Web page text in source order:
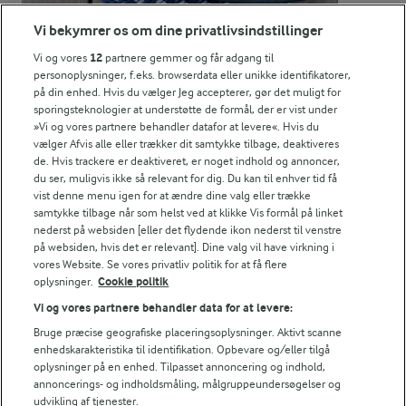
Bønnesalat med edamamebønner
(103)
For at se denne video skal du give tilladelse
til de nødvendige cookies.
GIV TILLADELSE HER
RELATERET VIDEO
Sådan skærer du en mango.
Vi bekymrer os om dine privatlivsindstillinger
Vi og vores 12 partnere gemmer og får adgang til
personoplysninger, f.eks. browserdata eller unikke identifikatorer,
på din enhed. Hvis du vælger Jeg accepterer, gør det muligt for
sporingsteknologier at understøtte de formål, der er vist under
»Vi og vores partnere behandler datafor at levere«. Hvis du
vælger Afvis alle eller trækker dit samtykke tilbage, deaktiveres
de. Hvis trackere er deaktiveret, er noget indhold og annoncer,
du ser, muligvis ikke så relevant for dig. Du kan til enhver tid få
vist denne menu igen for at ændre dine valg eller trække
samtykke tilbage når som helst ved at klikke Vis formål på linket
nederst på websiden [eller det flydende ikon nederst til venstre
på websiden, hvis det er relevant]. Dine valg vil have virkning i
vores Website. Se vores privatliv politik for at få flere
oplysninger. Cookie politik
Vi og vores partnere behandler data for at levere:
Bruge præcise geografiske placeringsoplysninger. Aktivt scanne
enhedskarakteristika til identifikation. Opbevare og/eller tilgå
oplysninger på en enhed. Tilpasset annoncering og indhold,
annoncerings- og indholdsmåling, målgruppeundersøgelser og
udvikling af tjenester.